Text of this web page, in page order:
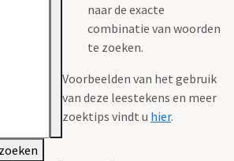
naar de exacte
combinatie van woorden
te zoeken.
Voorbeelden van het gebruik
van deze leestekens en meer
zoektips vindt u hier.